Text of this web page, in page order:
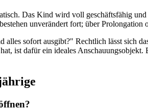
Das Kind wird voll geschäftsfähig
unverändert fort; über
sofort ausgibt?" Rechtlich lässt sich
ist dafür ein ideales